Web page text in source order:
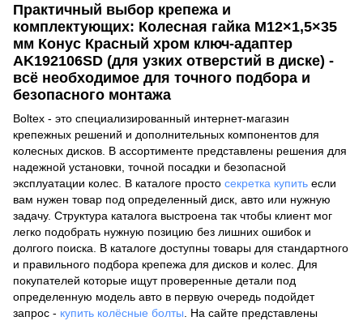
Практичный выбор крепежа и
комплектующих: Колесная гайка M12×1,5×35
мм Конус Красный хром ключ-адаптер
AK192106SD (для узких отверстий в диске) -
всё необходимое для точного подбора и
безопасного монтажа
Boltex - это специализированный интернет-магазин
крепежных решений и дополнительных компонентов для
колесных дисков. В ассортименте представлены решения для
надежной установки, точной посадки и безопасной
эксплуатации колес. В каталоге просто секретка купить если
вам нужен товар под определенный диск, авто или нужную
задачу. Структура каталога выстроена так чтобы клиент мог
легко подобрать нужную позицию без лишних ошибок и
долгого поиска. В каталоге доступны товары для стандартного
и правильного подбора крепежа для дисков и колес. Для
покупателей которые ищут проверенные детали под
определенную модель авто в первую очередь подойдет
запрос - купить колёсные болты . На сайте представлены